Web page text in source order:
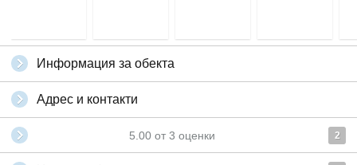
Информация за обекта
Адрес и контакти
5.00 от 3 оценки 2